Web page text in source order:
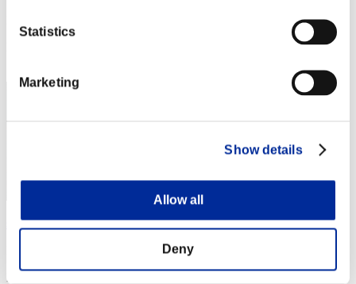
Statistics
Marketing
Show details
Allow all
Deny
shujo